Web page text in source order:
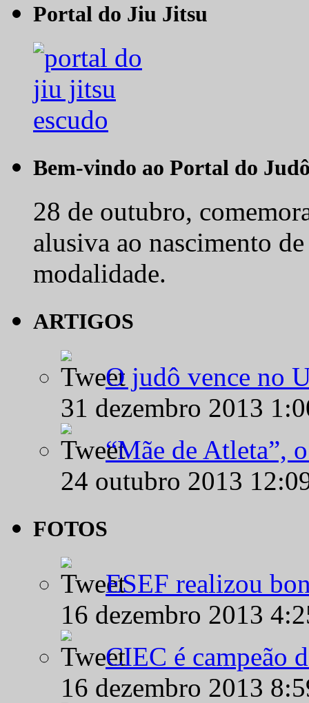
Portal do Jiu Jitsu
Bem-vindo ao Portal do
28 de outubro,
alusiva ao nascimento
modalidade.
ARTIGOS
O judô vence no
31 dezembro 2013
“Mãe de Atleta”,
24 outubro 2013
FOTOS
ESEF realizou
16 dezembro 2013
CIEC é campeão
16 dezembro 2013